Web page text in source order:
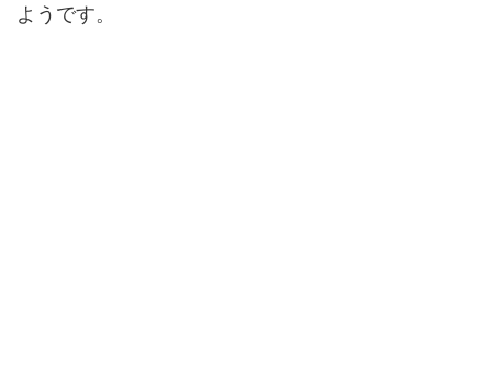
ようです。